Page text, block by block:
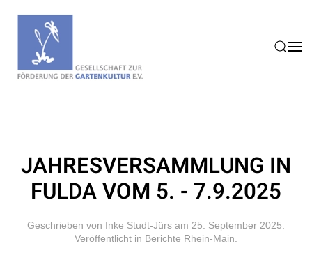
Zum Hauptinhalt springen
JAHRESVERSAMMLUNG IN
FULDA VOM 5. - 7.9.2025
Geschrieben von Inke Studt-Jürs am 25. September 2025
Veröffentlicht in Berichte Rhein-Main